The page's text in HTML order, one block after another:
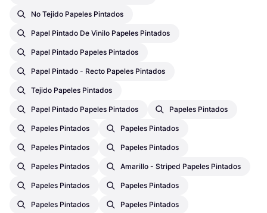
No Tejido Papeles Pintados
Papel Pintado De Vinilo Papeles Pintados
Papel Pintado Papeles Pintados
Papel Pintado - Recto Papeles Pintados
Tejido Papeles Pintados
Papel Pintado Papeles Pintados Papeles Pintados
Papeles Pintados Papeles Pintados
Papeles Pintados Papeles Pintados
Papeles Pintados Amarillo - Striped Papeles Pintados
Papeles Pintados Papeles Pintados
Papeles Pintados Papeles Pintados